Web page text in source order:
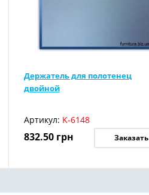
Держатель для полотенец
двойной
Артикул: K-6148
832.50 грн Заказать